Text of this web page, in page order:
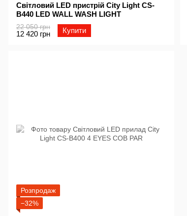
Світловий LED пристрій City Light CS-
B440 LED WALL WASH LIGHT
22 050 грн
12 420 грн Купити
Розпродаж
−32%